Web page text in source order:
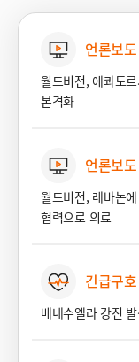
언론보도
월드비전, 에콰도
본격화
언론보도
월드비전, 레바논
협력으로 의료
긴급구호
베네수엘라 강진